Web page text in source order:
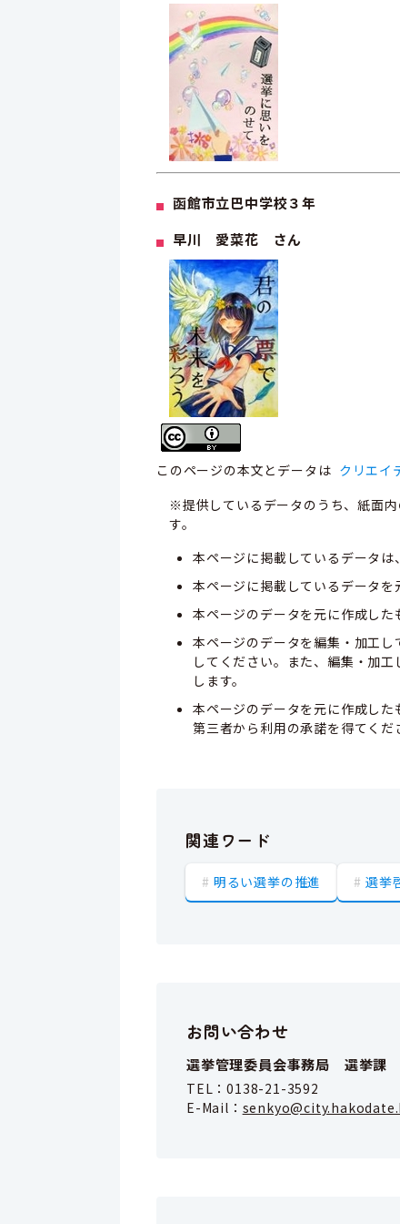
函館市立巴中学校３年
早川 愛菜花 さん
このページの本文とデータは クリエイ
※提供しているデータのうち、紙面
す。
本ページに掲載しているデータは
本ページに掲載しているデータを
本ページのデータを元に作成した
本ページのデータを編集・加工
してください。また、編集・加
します。
本ページのデータを元に作成し
第三者から利用の承諾を得てくだ
関連ワード
明るい選挙の推進 選挙
お問い合わせ
選挙管理委員会事務局 選挙課
TEL：0138-21-3592
E-Mail：